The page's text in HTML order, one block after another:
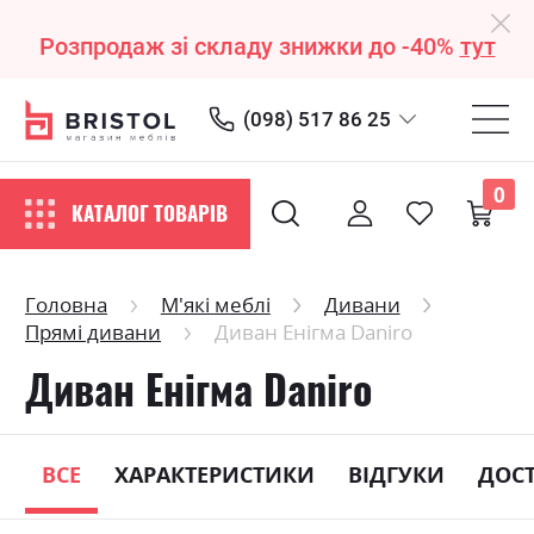
Розпродаж зі складу знижки до -40% тут
(098) 517 86 25
КАТАЛОГ ТОВАРІВ
0
Головна М'які меблі
Дивани
Прямі дивани
Диван Енігма Daniro
Диван Енігма Daniro
ВСЕ ХАРАКТЕРИСТИКИ ВІДГУКИ